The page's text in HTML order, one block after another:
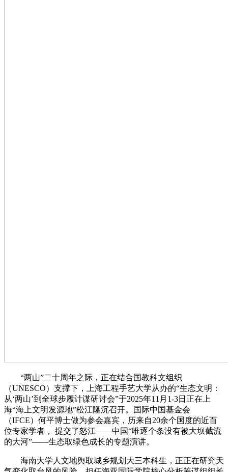
“两山”二十周年之际，正在结合国教科文组织
（UNESCO）支撑下，上海工程手艺大学从办的“生态文明：
从‘两山’到全球步履计谋研讨会”于2025年11月1-3日正在上
海“海上文明发源地”松江隆沉召开。国际中国基金会
（IFCE）何平博士做为参会嘉宾，历来自20余个国度的近百
位专家学者， 提交了怒江——中国“唯逐个条没有被大坝截流
的大河”——生态取绿色成长的专题演讲。
海南大学人文地舆取城乡规划大三本科生，正正在研究天